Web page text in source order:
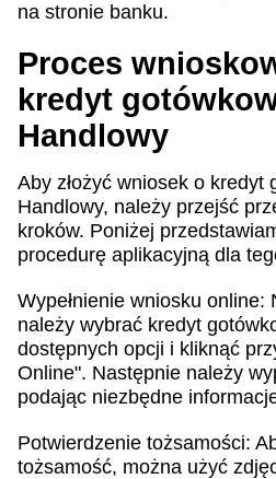
na stronie banku.
Proces
kredyt
Handlowy
Aby złożyć wniosek o kredyt
Handlowy, należy przejść
kroków. Poniżej
procedurę aplikacyjną dla
Wypełnienie wniosku online:
należy wybrać kredyt
dostępnych opcji i kliknąć
Online". Następnie należy
podając niezbędne
Potwierdzenie tożsamości:
tożsamość, można użyć